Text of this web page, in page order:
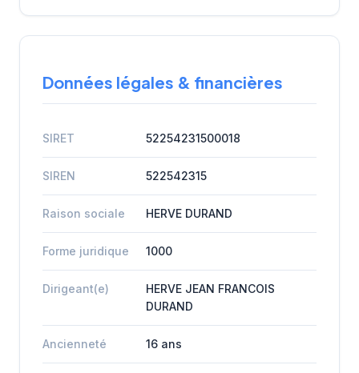
Données légales & financières
SIRET 52254231500018
SIREN 522542315
Raison sociale HERVE DURAND
Forme juridique 1000
Dirigeant(e)
HERVE JEAN FRANCOIS
DURAND
Ancienneté 16 ans